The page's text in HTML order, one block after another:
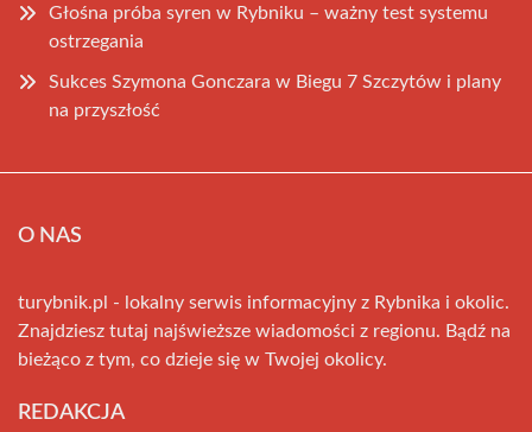
Głośna próba syren w Rybniku – ważny test systemu
ostrzegania
Sukces Szymona Gonczara w Biegu 7 Szczytów i plany
na przyszłość
O NAS
turybnik.pl - lokalny serwis informacyjny z Rybnika i okolic.
Znajdziesz tutaj najświeższe wiadomości z regionu. Bądź na
bieżąco z tym, co dzieje się w Twojej okolicy.
REDAKCJA